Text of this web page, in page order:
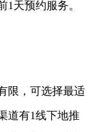
天预约服务。
限，可选择最适
道有1线下地推